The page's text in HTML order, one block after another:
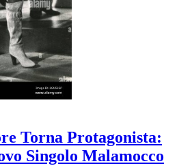
Torna Protagonista:
Singolo Malamocco